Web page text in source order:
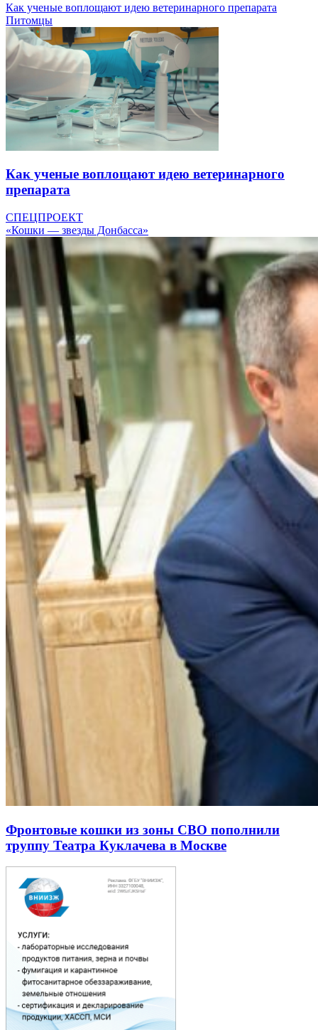
Как ученые воплощают идею ветеринарного препарата
Питомцы
Как ученые воплощают идею ветеринарного
препарата
СПЕЦПРОЕКТ
«Кошки — звезды Донбасса»
Фронтовые кошки из зоны СВО пополнили
труппу Театра Куклачева в Москве